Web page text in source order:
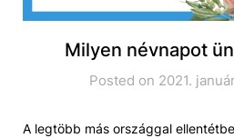
Milyen névnapot
Posted on 2021.
A legtöbb más országgal